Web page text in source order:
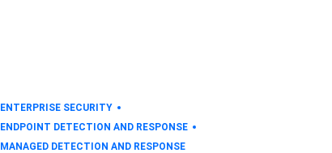
ENTERPRISE SECURITY
ENDPOINT DETECTION AND RESPONSE
MANAGED DETECTION AND RESPONSE